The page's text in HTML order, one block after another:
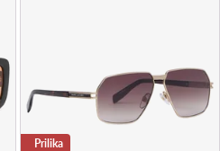
Prilika